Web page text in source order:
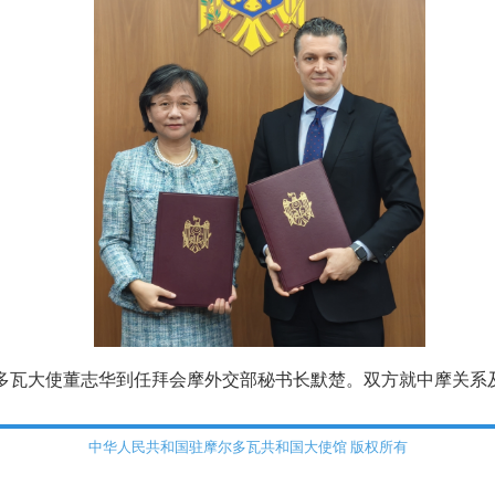
瓦大使董志华到任拜会摩外交部秘书长默楚。双方就中摩关
中华人民共和国驻摩尔多瓦共和国大使馆 版权所有